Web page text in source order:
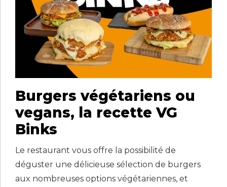
Burgers végétariens ou
vegans, la recette VG
Binks
Le restaurant vous offre la possibilité de
déguster une délicieuse sélection de burgers
aux nombreuses options végétariennes, et